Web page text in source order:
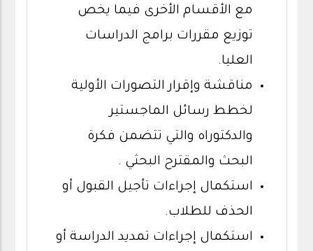
مع الأقسام الأخرى فيما يخص
توزيع مقررات برامج الدراسات
العليا.
مناقشة وإقرار التصورات الأولية
لخطط رسائل الماجستير
والدكتوراه والتي تتضمن فكرة
البحث والمقترح البحثي .
استكمال إجراءات تأجيل القبول أو
الحذف للطلاب.
استكمال إجراءات تمديد الدراسة أو